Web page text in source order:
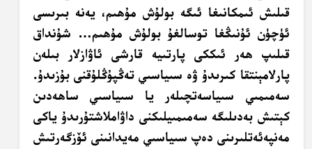
قىلىش ئىمكانىغا ئىگە بولۇش مۇھىم، يەنە بىرىسى
ئۈچۈن ئۇنىڭغا توسالغۇ بولۇش مۇھىم… شۇنداق
قىلىپ ھەر ئىككى پارتىيە قارشى ئاۋازلار بىلەن
پارلامېنتقا كىرىدۇ ۋە سىياسىي تەڭپۇڭلۇقنى بۇزىدۇ.
سەمىمىي سىياسەتچىلەر يا سىياسىي ساھەدىن
كېتىش بەدىلىگە سەمىمىيلىكنى داۋاملاشتۇرىدۇ ياكى
مەنپەئەتلىرىنى دەپ سىياسىي مەيدانىنى ئۆزگەرتىش